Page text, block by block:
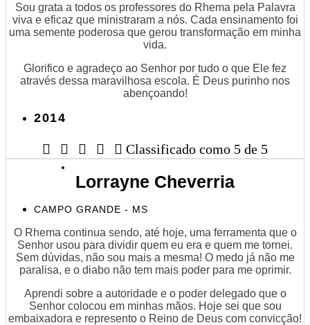
Sou grata a todos os professores do Rhema pela Palavra
viva e eficaz que ministraram a nós. Cada ensinamento foi
uma semente poderosa que gerou transformação em minha
vida.
Glorifico e agradeço ao Senhor por tudo o que Ele fez
através dessa maravilhosa escola. É Deus purinho nos
abençoando!
2014
     Classificado como 5 de 5
Lorrayne Cheverria
CAMPO GRANDE - MS
O Rhema continua sendo, até hoje, uma ferramenta que o
Senhor usou para dividir quem eu era e quem me tornei.
Sem dúvidas, não sou mais a mesma! O medo já não me
paralisa, e o diabo não tem mais poder para me oprimir.
Aprendi sobre a autoridade e o poder delegado que o
Senhor colocou em minhas mãos. Hoje sei que sou
embaixadora e represento o Reino de Deus com convicção!